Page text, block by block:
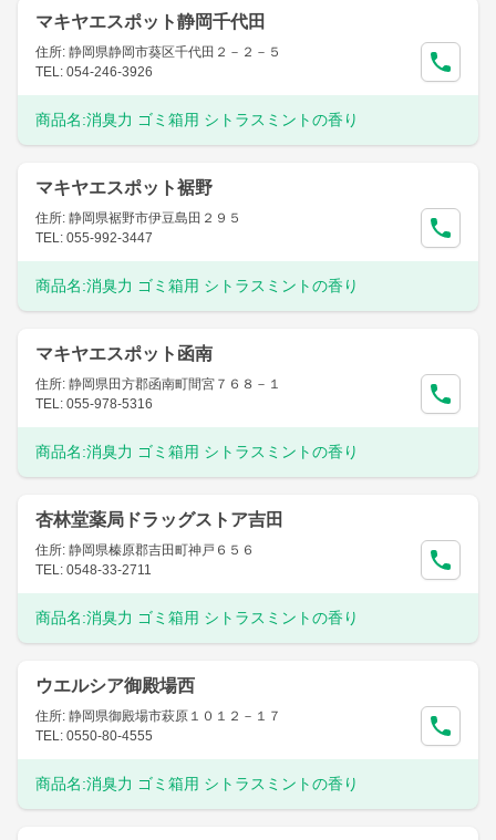
マキヤエスポット静岡千代田
住所: 静岡県静岡市葵区千代田２－２－５
TEL: 054-246-3926
商品名:消臭力 ゴミ箱用 シトラスミントの香り
マキヤエスポット裾野
住所: 静岡県裾野市伊豆島田２９５
TEL: 055-992-3447
商品名:消臭力 ゴミ箱用 シトラスミントの香り
マキヤエスポット函南
住所: 静岡県田方郡函南町間宮７６８－１
TEL: 055-978-5316
商品名:消臭力 ゴミ箱用 シトラスミントの香り
杏林堂薬局ドラッグストア吉田
住所: 静岡県榛原郡吉田町神戸６５６
TEL: 0548-33-2711
商品名:消臭力 ゴミ箱用 シトラスミントの香り
ウエルシア御殿場西
住所: 静岡県御殿場市萩原１０１２－１７
TEL: 0550-80-4555
商品名:消臭力 ゴミ箱用 シトラスミントの香り